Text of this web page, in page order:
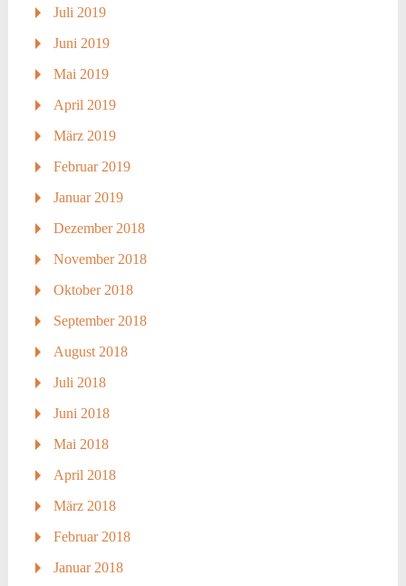
Juli 2019
Juni 2019
Mai 2019
April 2019
März 2019
Februar 2019
Januar 2019
Dezember 2018
November 2018
Oktober 2018
September 2018
August 2018
Juli 2018
Juni 2018
Mai 2018
April 2018
März 2018
Februar 2018
Januar 2018